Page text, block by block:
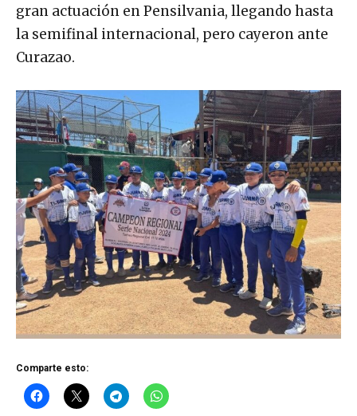
gran actuación en Pensilvania, llegando hasta
la semifinal internacional, pero cayeron ante
Curazao.
Comparte esto: